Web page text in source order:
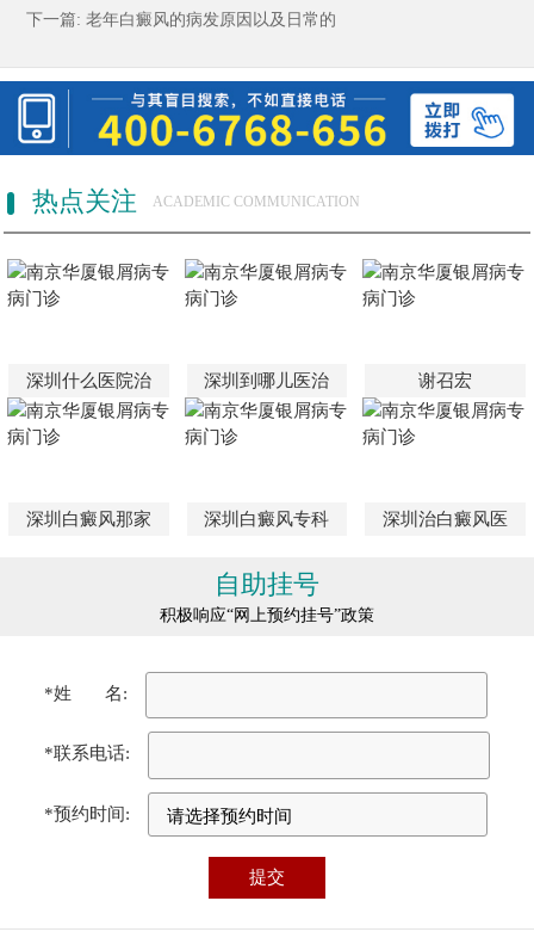
下一篇: 老年白癜风的病发原因以及日常的
热点关注 ACADEMIC COMMUNICATION
深圳什么医院治 深圳到哪儿医治 谢召宏
深圳白癜风那家 深圳白癜风专科 深圳治白癜风医
自助挂号
积极响应“网上预约挂号”政策
*姓 名:
*联系电话:
*预约时间: